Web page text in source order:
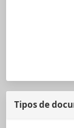
Tipos de